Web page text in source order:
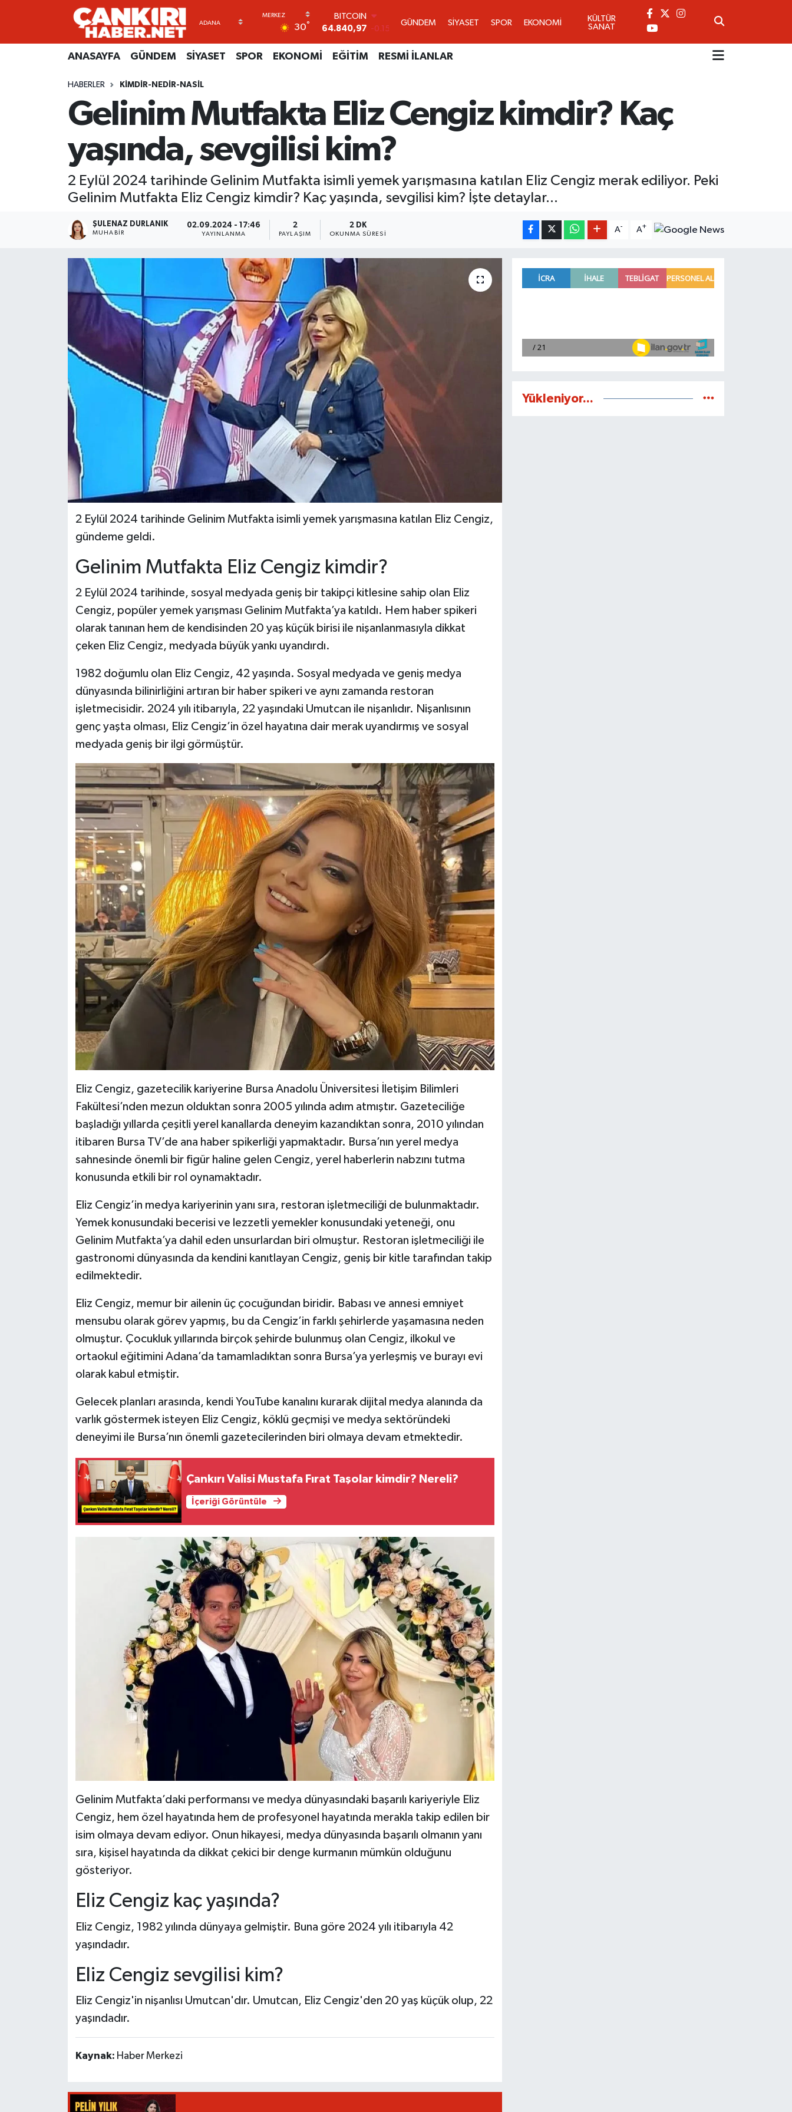
30°
DOLAR
47,7436
0.18
55,2510 0.32
6660.55
BİST100
13.779 -14
BITCOIN
64.840,97
-0.15
GÜNDEM SİYASET SPOR EKONOMİ
KÜLTÜR
SANAT
ANASAYFA GÜNDEM SİYASET SPOR EKONOMİ EĞİTİM RESMİ İLANLAR
HABERLER KIMDIR-NEDIR-NASIL
Gelinim Mutfakta Eliz Cengiz kimdir? Kaç
yaşında, sevgilisi kim?
2 Eylül 2024 tarihinde Gelinim Mutfakta isimli yemek yarışmasına katılan Eliz Cengiz merak ediliyor. Peki
Gelinim Mutfakta Eliz Cengiz kimdir? Kaç yaşında, sevgilisi kim? İşte detaylar...
ŞULENAZ DURLANIK
MUHABIR
02.09.2024 - 17:46
YAYINLANMA
2
PAYLAŞIM
2 DK
OKUNMA SÜRESI
A- A+
2 Eylül 2024 tarihinde Gelinim Mutfakta isimli yemek yarışmasına katılan Eliz Cengiz,
gündeme geldi.
Gelinim Mutfakta Eliz Cengiz kimdir?
2 Eylül 2024 tarihinde, sosyal medyada geniş bir takipçi kitlesine sahip olan Eliz
Cengiz, popüler yemek yarışması Gelinim Mutfakta’ya katıldı. Hem haber spikeri
olarak tanınan hem de kendisinden 20 yaş küçük birisi ile nişanlanmasıyla dikkat
çeken Eliz Cengiz, medyada büyük yankı uyandırdı.
1982 doğumlu olan Eliz Cengiz, 42 yaşında. Sosyal medyada ve geniş medya
dünyasında bilinirliğini artıran bir haber spikeri ve aynı zamanda restoran
işletmecisidir. 2024 yılı itibarıyla, 22 yaşındaki Umutcan ile nişanlıdır. Nişanlısının
genç yaşta olması, Eliz Cengiz’in özel hayatına dair merak uyandırmış ve sosyal
medyada geniş bir ilgi görmüştür.
Eliz Cengiz, gazetecilik kariyerine Bursa Anadolu Üniversitesi İletişim Bilimleri
Fakültesi’nden mezun olduktan sonra 2005 yılında adım atmıştır. Gazeteciliğe
başladığı yıllarda çeşitli yerel kanallarda deneyim kazandıktan sonra, 2010 yılından
itibaren Bursa TV’de ana haber spikerliği yapmaktadır. Bursa’nın yerel medya
sahnesinde önemli bir figür haline gelen Cengiz, yerel haberlerin nabzını tutma
konusunda etkili bir rol oynamaktadır.
Eliz Cengiz’in medya kariyerinin yanı sıra, restoran işletmeciliği de bulunmaktadır.
Yemek konusundaki becerisi ve lezzetli yemekler konusundaki yeteneği, onu
Gelinim Mutfakta’ya dahil eden unsurlardan biri olmuştur. Restoran işletmeciliği ile
gastronomi dünyasında da kendini kanıtlayan Cengiz, geniş bir kitle tarafından takip
edilmektedir.
Eliz Cengiz, memur bir ailenin üç çocuğundan biridir. Babası ve annesi emniyet
mensubu olarak görev yapmış, bu da Cengiz’in farklı şehirlerde yaşamasına neden
olmuştur. Çocukluk yıllarında birçok şehirde bulunmuş olan Cengiz, ilkokul ve
ortaokul eğitimini Adana’da tamamladıktan sonra Bursa’ya yerleşmiş ve burayı evi
olarak kabul etmiştir.
Gelecek planları arasında, kendi YouTube kanalını kurarak dijital medya alanında da
varlık göstermek isteyen Eliz Cengiz, köklü geçmişi ve medya sektöründeki
deneyimi ile Bursa’nın önemli gazetecilerinden biri olmaya devam etmektedir.
Çankırı Valisi Mustafa Fırat Taşolar kimdir? Nereli?
İçeriği Görüntüle
Gelinim Mutfakta’daki performansı ve medya dünyasındaki başarılı kariyeriyle Eliz
Cengiz, hem özel hayatında hem de profesyonel hayatında merakla takip edilen bir
isim olmaya devam ediyor. Onun hikayesi, medya dünyasında başarılı olmanın yanı
sıra, kişisel hayatında da dikkat çekici bir denge kurmanın mümkün olduğunu
gösteriyor.
Eliz Cengiz kaç yaşında?
Eliz Cengiz, 1982 yılında dünyaya gelmiştir. Buna göre 2024 yılı itibarıyla 42
yaşındadır.
Eliz Cengiz sevgilisi kim?
Eliz Cengiz'in nişanlısı Umutcan'dır. Umutcan, Eliz Cengiz'den 20 yaş küçük olup, 22
yaşındadır.
Kaynak: Haber Merkezi
Yükleniyor...
ANASAYFA
SİYASET
EKONOMİ
RESMİ İLANLAR
Künye
Gizlilik Sözleşmesi
EKONOMİ
GÜNDEM
KÜLTÜR SANAT
SAĞLIK
TEKNOLOJİ
VİZYONDAKİLER
Merkez Hava Durumu
Süper Lig Puan Durumu ve Fikstür
Son Dakika Haberleri
Haber Arşivi